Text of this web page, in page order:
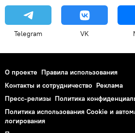
Telegram VK
О проекте Правила использования
Контакты и сотрудничество Реклама
Пресс-релизы Политика
Политика использования Cookie и
логирования